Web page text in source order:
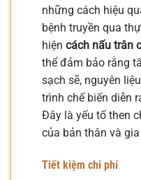
những cách hiệu
bệnh truyền qua
hiện cách nấu trân
thể đảm bảo rằng
sạch sẽ, nguyên
trình chế biến diễn
Đây là yếu tố then
của bản thân và
Tiết kiệm chi phí